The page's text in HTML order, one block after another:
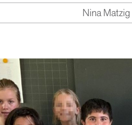
Nina Matzig